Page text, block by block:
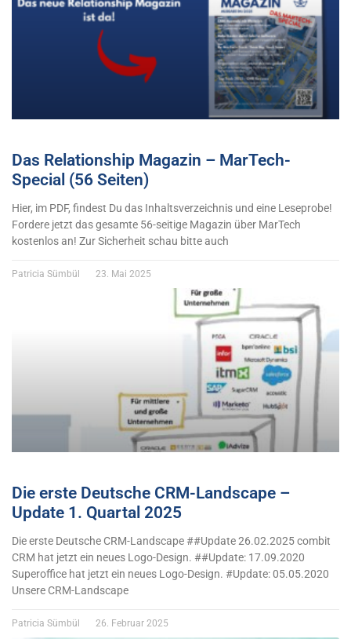
Das Relationship Magazin – MarTech-
Special (56 Seiten)
Hier, im PDF, findest Du das Inhaltsverzeichnis und eine Leseprobe!
Fordere jetzt das gesamte 56-seitige Magazin über MarTech
kostenlos an! Zur Sicherheit schau bitte auch
Patricia Sümbül 23. Mai 2025
Die erste Deutsche CRM-Landscape –
Update 1. Quartal 2025
Die erste Deutsche CRM-Landscape ##Update 26.02.2025 combit
CRM hat jetzt ein neues Logo-Design. ##Update: 17.09.2020
Superoffice hat jetzt ein neues Logo-Design. #Update: 05.05.2020
Unsere CRM-Landscape
Patricia Sümbül 26. Februar 2025